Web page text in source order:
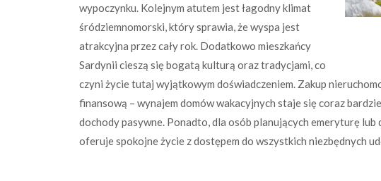
wypoczynku. Kolejnym atutem jest łagodny klimat
śródziemnomorski, który sprawia, że wyspa jest
atrakcyjna przez cały rok. Dodatkowo mieszkańcy
Sardynii cieszą się bogatą kulturą oraz tradycjami, co
czyni życie tutaj wyjątkowym doświadczeniem. Zakup
finansową – wynajem domów wakacyjnych staje się coraz
dochody pasywne. Ponadto, dla osób planujących emeryturę
oferuje spokojne życie z dostępem do wszystkich niezbędnych